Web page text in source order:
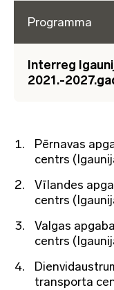
Programma
Interreg
2021.-
Pērnavas
centrs
Vīlandes
centrs
Valgas
centrs
transporta